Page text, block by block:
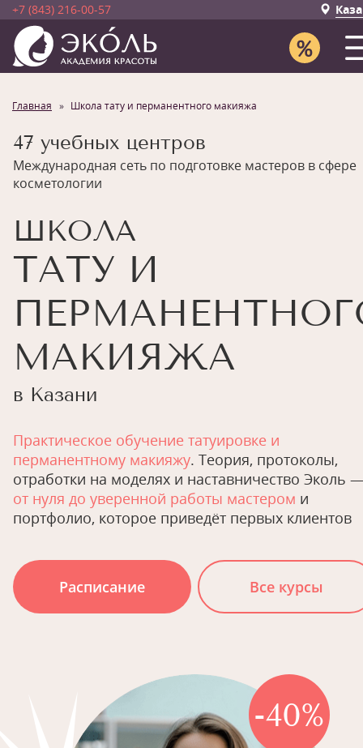
+7 (843) 216-00-57
Главная Школа тату и перманентного макияжа
47 учебных центров
Международная сеть по подготовке мастеров в сфере
косметологии
ШКОЛА
ТАТУ И
МАКИЯЖА
в Казани
Практическое обучение татуировке и
перманентному макияжу. Теория, протоколы,
отработки на моделях и наставничество Эколь
от нуля до уверенной работы мастером и
портфолио, которое приведёт первых клиентов
Расписание Все курсы
-40%